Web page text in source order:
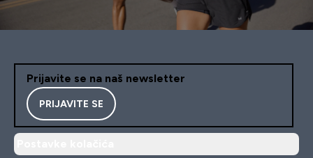
Prijavite se na naš newsletter
PRIJAVITE SE